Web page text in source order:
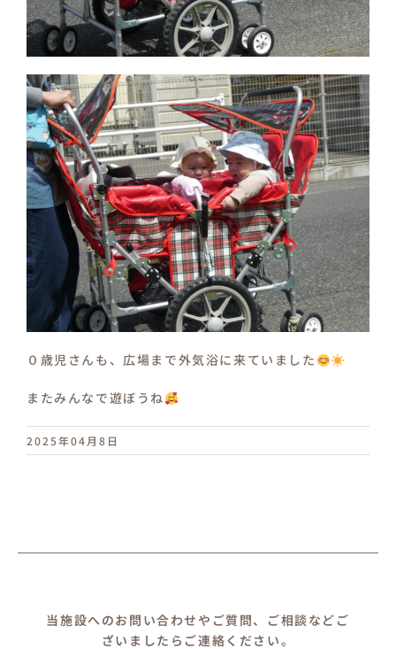
０歳児さんも、広場まで外気浴に来ていました
またみんなで遊ぼうね
2025年04月8日
当施設へのお問い合わせやご質問、ご相談などご
ざいましたらご連絡ください。